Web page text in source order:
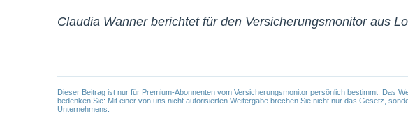
Claudia Wanner berichtet für den Versicherungsmonitor aus
Dieser Beitrag ist nur für Premium-Abonnenten vom Versicherungsmonitor persönlich bestimmt. Das
bedenken Sie: Mit einer von uns nicht autorisierten Weitergabe brechen Sie nicht nur das Gesetz,
Unternehmens.